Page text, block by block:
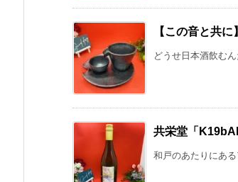
【この音と共
どうせ日本酒飲む
共栄堂「
和戸のあたりにあ